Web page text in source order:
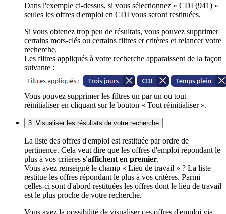
Dans l'exemple ci-dessus, si vous sélectionnez « CDI (941) »
seules les offres d'emploi en CDI vous seront restituées.
Si vous obtenez trop peu de résultats, vous pouvez supprimer
certains mots-clés ou certains filtres et critères et relancer votre
recherche.
Les filtres appliqués à votre recherche apparaissent de la façon
suivante :
Vous pouvez supprimer les filtres un par un ou tout
réinitialiser en cliquant sur le bouton « Tout réinitialiser ».
3. Visualiser les résultats de votre recherche
La liste des offres d'emploi est restituée par ordre de
pertinence. Cela veut dire que les offres d'emploi répondant le
plus à vos critères s'affichent en premier.
Vous avez renseigné le champ « Lieu de travail » ? La liste
restitue les offres répondant le plus à vos critères. Parmi
celles-ci sont d'abord restituées les offres dont le lieu de travail
est le plus proche de votre recherche.
Vous avez la possibilité de visualiser ces offres d'emploi via